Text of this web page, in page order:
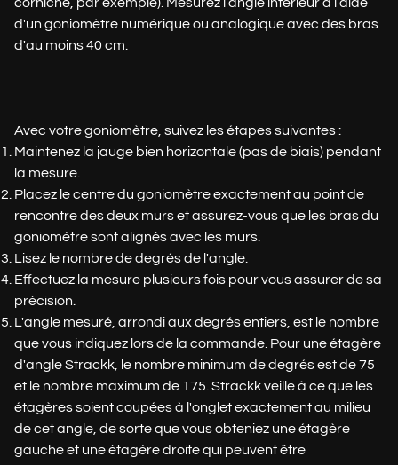
d'un goniomètre numérique ou analogique avec des bras
d'au moins 40 cm.
Avec votre goniomètre, suivez les étapes suivantes :
Maintenez la jauge bien horizontale (pas de biais) pendant
la mesure.
Placez le centre du goniomètre exactement au point de
rencontre des deux murs et assurez-vous que les bras du
goniomètre sont alignés avec les murs.
Lisez le nombre de degrés de l'angle.
Effectuez la mesure plusieurs fois pour vous assurer de sa
précision.
L'angle mesuré, arrondi aux degrés entiers, est le nombre
que vous indiquez lors de la commande. Pour une étagère
d'angle Strackk, le nombre minimum de degrés est de 75
et le nombre maximum de 175. Strackk veille à ce que les
étagères soient coupées à l'onglet exactement au milieu
de cet angle, de sorte que vous obteniez une étagère
gauche et une étagère droite qui peuvent être